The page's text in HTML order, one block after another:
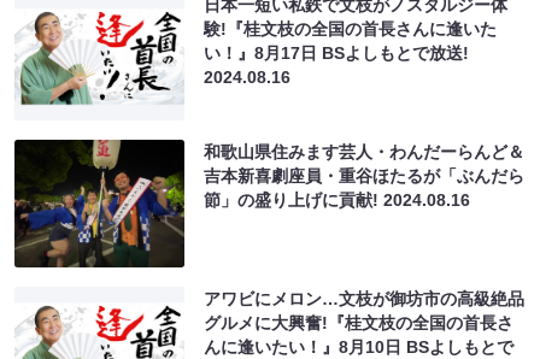
日本一短い私鉄で文枝がノスタルジー体
験!『桂文枝の全国の首長さんに逢いた
い！』8月17日 BSよしもとで放送!
2024.08.16
和歌山県住みます芸人・わんだーらんど＆
吉本新喜劇座員・重谷ほたるが「ぶんだら
節」の盛り上げに貢献!2024.08.16
アワビにメロン…文枝が御坊市の高級絶品
グルメに大興奮!『桂文枝の全国の首長さ
んに逢いたい！』8月10日 BSよしもとで